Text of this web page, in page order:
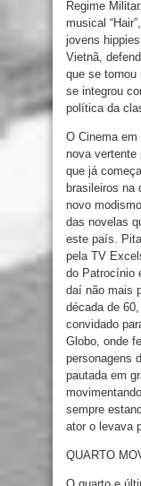
Regime
musical
jovens
Vietnã,
que se tornou
se integrou
política da
O Cinema
nova vertente
que já
brasileiros na
novo
das novelas
este país.
pela TV
do Patrocínio
daí não mais
década de
convidado
Globo, onde
personagens
pautada em
sempre
ator o levava
QUARTO